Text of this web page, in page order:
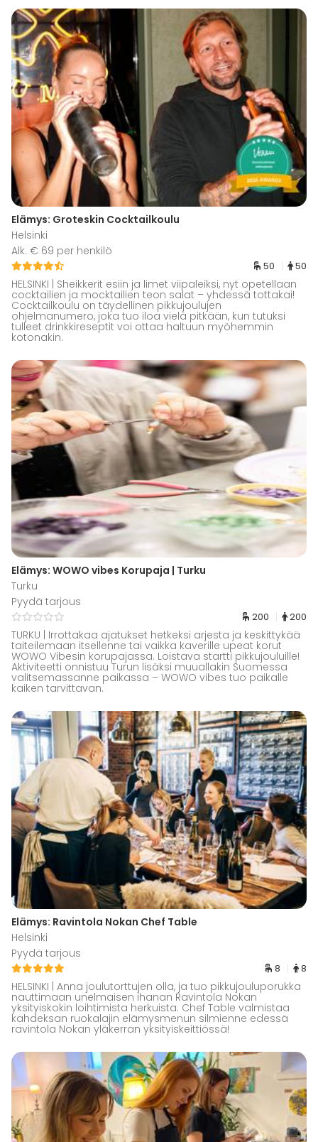
Elämys: Groteskin Cocktailkoulu
Helsinki
Alk. € 69 per henkilö
50 50
HELSINKI | Sheikkerit esiin ja limet viipaleiksi, nyt opetellaan
cocktailien ja mocktailien teon salat – yhdessä tottakai!
Cocktailkoulu on täydellinen pikkujoulujen
ohjelmanumero, joka tuo iloa vielä pitkään, kun tutuksi
tulleet drinkkireseptit voi ottaa haltuun myöhemmin
kotonakin.
Elämys: WOWO vibes Korupaja | Turku
Turku
Pyydä tarjous
200 200
TURKU | Irrottakaa ajatukset hetkeksi arjesta ja keskittykää
taiteilemaan itsellenne tai vaikka kaverille upeat korut
WOWO Vibesin korupajassa. Loistava startti pikkujouluille!
Aktiviteetti onnistuu Turun lisäksi muuallakin Suomessa
valitsemassanne paikassa – WOWO vibes tuo paikalle
kaiken tarvittavan.
Elämys: Ravintola Nokan Chef Table
Helsinki
Pyydä tarjous
8 8
HELSINKI | Anna joulutorttujen olla, ja tuo pikkujouluporukka
nauttimaan unelmaisen ihanan Ravintola Nokan
yksityiskokin loihtimista herkuista. Chef Table valmistaa
kahdeksan ruokalajin elämysmenun silmienne edessä
ravintola Nokan yläkerran yksityiskeittiössä!